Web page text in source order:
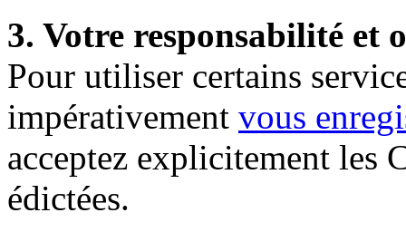
3. Votre responsabilité et
Pour utiliser certains
impérativement vous
acceptez explicitement
édictées.